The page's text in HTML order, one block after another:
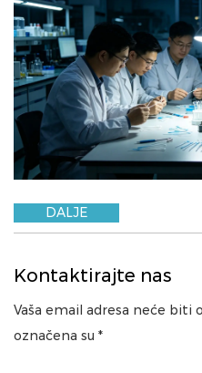
DALJE
Kontaktirajte nas
Vaša email adresa neće biti
označena su *